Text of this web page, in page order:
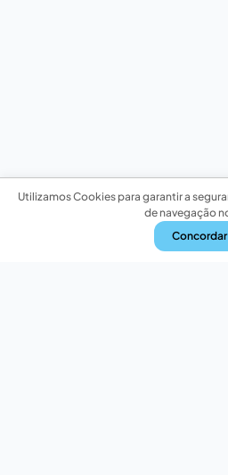
Utilizamos Cookies para garantir a
de navegação
Concordar